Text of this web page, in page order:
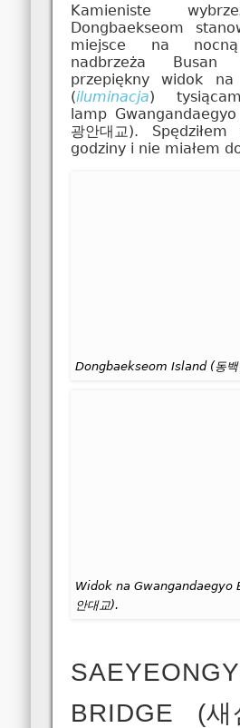
Kamieniste
Dongbaekseom
miejsce na
nadbrzeża
przepiękny widok na
(iluminacja)
lamp
광안대교).
godziny i nie miałem
Dongbaekseom Island (동
Widok na Gwangandaegyo
안대교).
BRIDGE (